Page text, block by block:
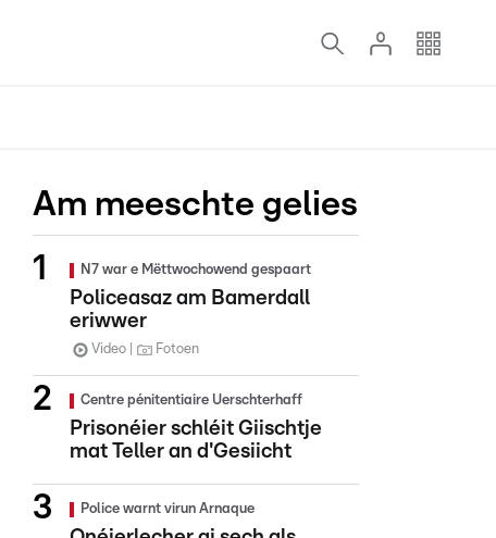
Am meeschte gelies
N7 war e Mëttwochowend gespaart
Policeasaz am Bamerdall
eriwwer
Video Fotoen
Centre pénitentiaire Uerschterhaff
Prisonéier schléit Giischtje
mat Teller an d'Gesiicht
Police warnt virun Arnaque